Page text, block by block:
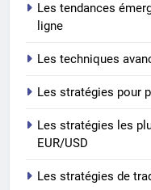
Les tendances
ligne
Les techniques
Les stratégies pour
Les stratégies les
EUR/USD
Les stratégies de